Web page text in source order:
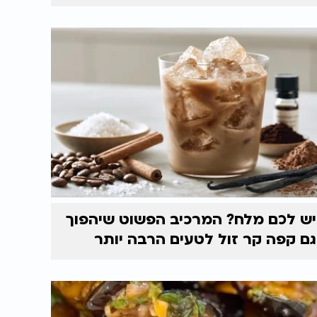
יש לכם מלח? המרכיב הפשוט שיהפוך
גם קפה קר זול לטעים הרבה יותר